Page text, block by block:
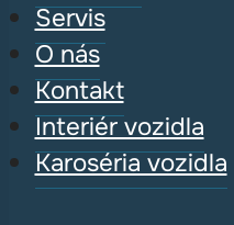
Servis
O nás
Kontakt
Interiér vozidla
Karoséria vozidla